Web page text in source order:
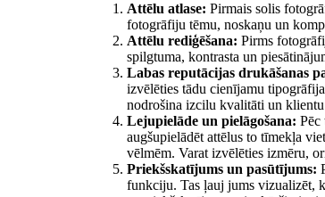
Attēlu atlase: Pirmais solis
fotogrāfiju tēmu, noskaņu un
Attēlu rediģēšana: Pirms
spilgtuma, kontrasta un
Labas reputācijas drukāšanas
izvēlēties tādu cienījamu
nodrošina izcilu kvalitāti un
Lejupielāde un pielāgošana: Pēc
augšupielādēt attēlus to tīmekļa
vēlmēm. Varat izvēlēties izmēru,
Priekšskatījums un pasūtījums:
funkciju. Tas ļauj jums vizualizēt,